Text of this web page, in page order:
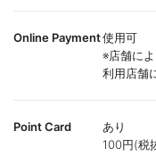
Online Payment使用可
※店舗に
利用店舗
Point Card
あり
100円(税